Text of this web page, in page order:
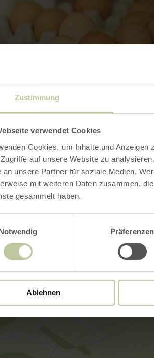
Zustimmung
verwendet Cookies
Cookies, um Inhalte und
auf unsere Website zu
an unsere Partner für soziale Medien,
mit weiteren Daten zusammen,
gesammelt haben.
Präferenzen
Ablehnen